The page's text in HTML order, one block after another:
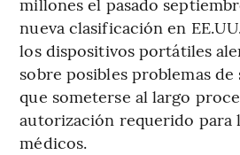
nueva clasificación en
los dispositivos portátiles
sobre posibles problemas
que someterse al largo
autorización requerido para
médicos.